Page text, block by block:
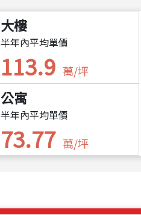
大樓
半年內平均單價
113.9 萬/坪
公寓
半年內平均單價
73.77 萬/坪